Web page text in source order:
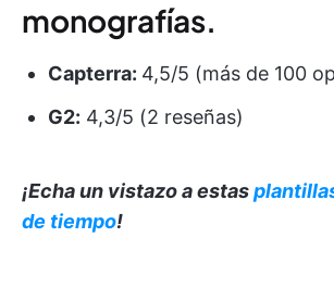
monografías.
Capterra: 4,5/5 (más de 100
G2: 4,3/5 (2 reseñas)
¡Echa un vistazo a estas
de tiempo!